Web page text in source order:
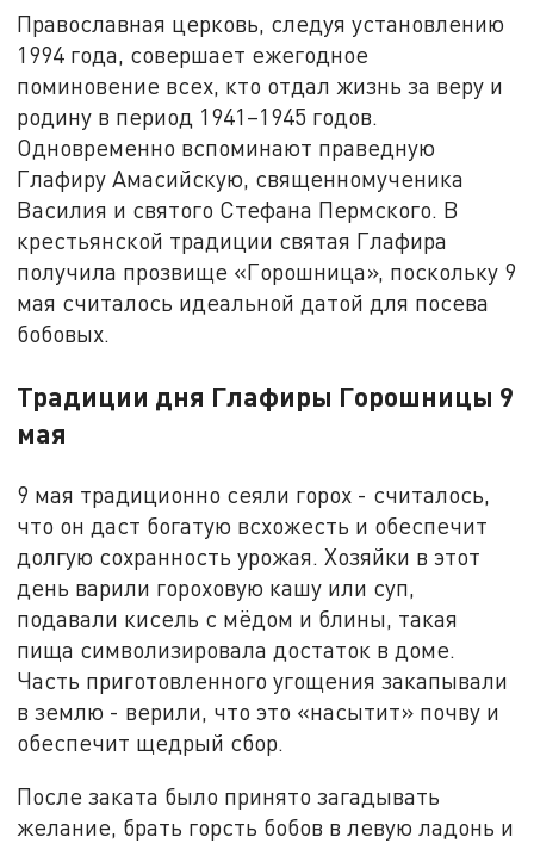
Православная церковь, следуя установлению
1994 года, совершает ежегодное
поминовение всех, кто отдал жизнь за веру и
родину в период 1941–1945 годов.
Одновременно вспоминают праведную
Глафиру Амасийскую, священномученика
Василия и святого Стефана Пермского. В
крестьянской традиции святая Глафира
получила прозвище «Горошница», поскольку 9
мая считалось идеальной датой для посева
бобовых.
Традиции дня Глафиры Горошницы 9
мая
9 мая традиционно сеяли горох - считалось,
что он даст богатую всхожесть и обеспечит
долгую сохранность урожая. Хозяйки в этот
день варили гороховую кашу или суп,
подавали кисель с мёдом и блины, такая
пища символизировала достаток в доме.
Часть приготовленного угощения закапывали
в землю - верили, что это «насытит» почву и
обеспечит щедрый сбор.
После заката было принято загадывать
желание, брать горсть бобов в левую ладонь и